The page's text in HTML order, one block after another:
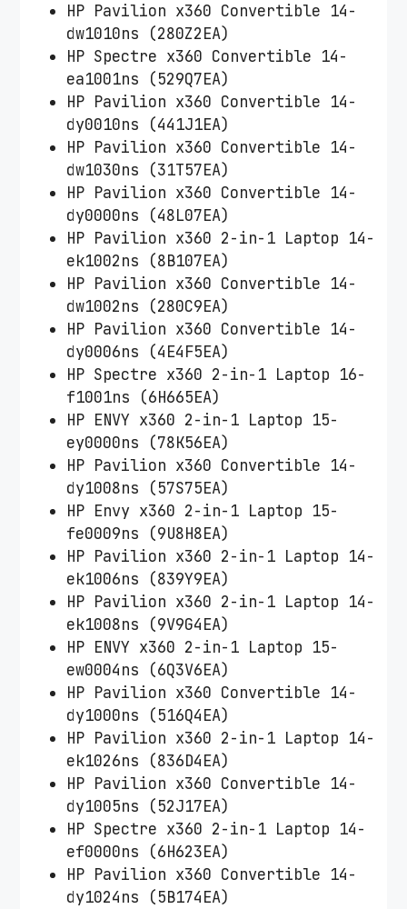
HP Pavilion x360 Convertible 14-
dw1010ns (280Z2EA)
HP Spectre x360 Convertible 14-
ea1001ns (529Q7EA)
HP Pavilion x360 Convertible 14-
dy0010ns (441J1EA)
HP Pavilion x360 Convertible 14-
dw1030ns (31T57EA)
HP Pavilion x360 Convertible 14-
dy0000ns (48L07EA)
HP Pavilion x360 2-in-1 Laptop 14-
ek1002ns (8B107EA)
HP Pavilion x360 Convertible 14-
dw1002ns (280C9EA)
HP Pavilion x360 Convertible 14-
dy0006ns (4E4F5EA)
HP Spectre x360 2-in-1 Laptop 16-
f1001ns (6H665EA)
HP ENVY x360 2-in-1 Laptop 15-
ey0000ns (78K56EA)
HP Pavilion x360 Convertible 14-
dy1008ns (57S75EA)
HP Envy x360 2-in-1 Laptop 15-
fe0009ns (9U8H8EA)
HP Pavilion x360 2-in-1 Laptop 14-
ek1006ns (839Y9EA)
HP Pavilion x360 2-in-1 Laptop 14-
ek1008ns (9V9G4EA)
HP ENVY x360 2-in-1 Laptop 15-
ew0004ns (6Q3V6EA)
HP Pavilion x360 Convertible 14-
dy1000ns (516Q4EA)
HP Pavilion x360 2-in-1 Laptop 14-
ek1026ns (836D4EA)
HP Pavilion x360 Convertible 14-
dy1005ns (52J17EA)
HP Spectre x360 2-in-1 Laptop 14-
ef0000ns (6H623EA)
HP Pavilion x360 Convertible 14-
dy1024ns (5B174EA)